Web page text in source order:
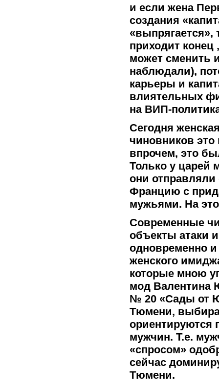
и если жена
создания
«выпрягается»,
приходит конец
может сменить
наблюдали),
карьеры и
влиятельных
на ВИП-
Сегодня
чиновников это
впрочем, это
Только у царей
они
Францию с
мужьями. На
Современные
объекты атаки
одновременно и
женского
которые мною
мод Валентина
№ 20 «Сады от
Тюмени,
ориентируются
мужчин. Т.е.
«спросом»
сейчас
Тюмени.